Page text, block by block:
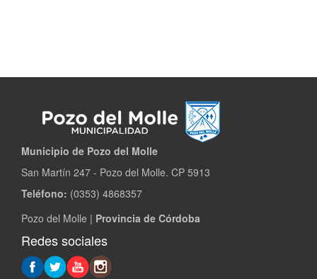
Municipio de Pozo del Molle​
San Martín 247 - Pozo del Molle. CP 5913
Teléfono: (0353) 4868357
Pozo del Molle | Provincia de Córdoba
Redes sociales